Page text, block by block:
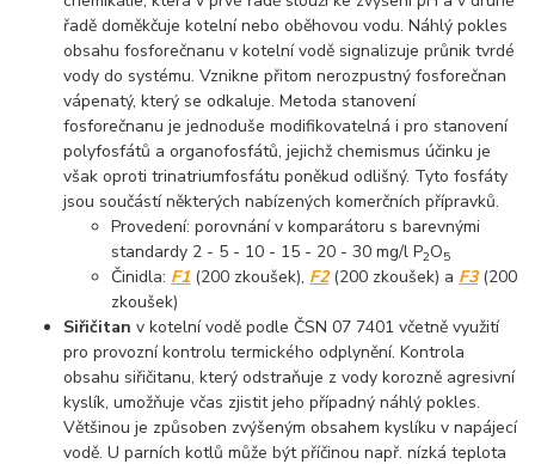
řadě doměkčuje kotelní nebo oběhovou vodu. Náhlý pokles
obsahu fosforečnanu v kotelní vodě signalizuje průnik tvrdé
vody do systému. Vznikne přitom nerozpustný fosforečnan
vápenatý, který se odkaluje. Metoda stanovení
fosforečnanu je jednoduše modifikovatelná i pro stanovení
polyfosfátů a organofosfátů, jejichž chemismus účinku je
však oproti trinatriumfosfátu poněkud odlišný. Tyto fosfáty
jsou součástí některých nabízených komerčních přípravků.
Provedení: porovnání v komparátoru s barevnými
standardy 2 - 5 - 10 - 15 - 20 - 30 mg/l P2O5
Činidla: F1 (200 zkoušek), F2(200 zkoušek) a F3(200
zkoušek)
Siřičitan v kotelní vodě podle ČSN 07 7401 včetně využití
pro provozní kontrolu termického odplynění. Kontrola
obsahu siřičitanu, který odstraňuje z vody korozně agresivní
kyslík, umožňuje včas zjistit jeho případný náhlý pokles.
Většinou je způsoben zvýšeným obsahem kyslíku v napájecí
vodě. U parních kotlů může být příčinou např. nízká teplota